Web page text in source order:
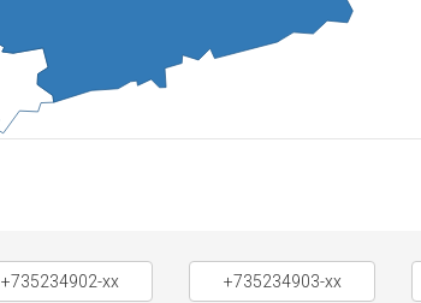
+735234902-xx +735234903-xx